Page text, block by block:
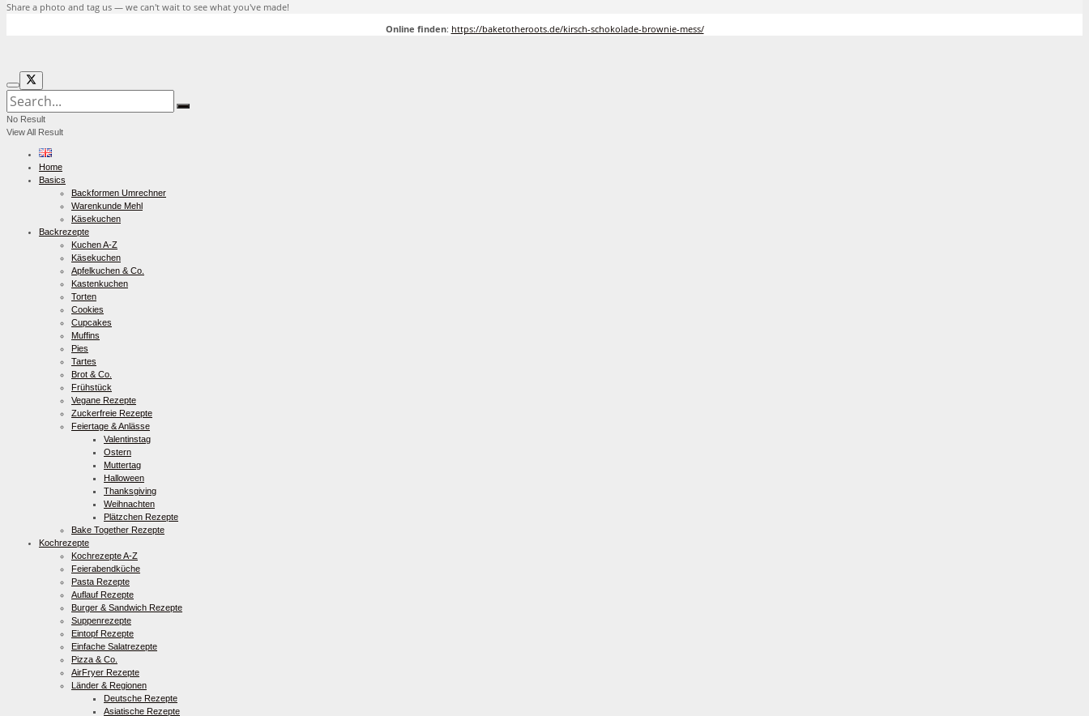
Share a photo and tag us — we can't wait to see what you've made!
Online finden: https://baketotheroots.de/kirsch-schokolade-brownie-mess/
No Result
View All Result
Home
Basics
Backformen Umrechner
Warenkunde Mehl
Käsekuchen
Backrezepte
Kuchen A-Z
Käsekuchen
Apfelkuchen & Co.
Kastenkuchen
Torten
Cookies
Cupcakes
Muffins
Pies
Tartes
Brot & Co.
Frühstück
Vegane Rezepte
Zuckerfreie Rezepte
Feiertage & Anlässe
Valentinstag
Ostern
Muttertag
Halloween
Thanksgiving
Weihnachten
Plätzchen Rezepte
Bake Together Rezepte
Kochrezepte
Kochrezepte A-Z
Feierabendküche
Pasta Rezepte
Auflauf Rezepte
Burger & Sandwich Rezepte
Suppenrezepte
Eintopf Rezepte
Einfache Salatrezepte
Pizza & Co.
AirFryer Rezepte
Länder & Regionen
Deutsche Rezepte
Asiatische Rezepte